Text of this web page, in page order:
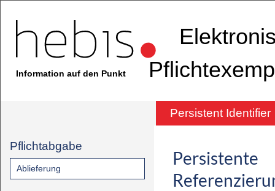
Information auf den Punkt
Persistent Identifier
Pflichtabgabe
Ablieferung
Persistente